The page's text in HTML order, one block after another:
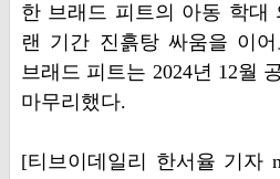
한 브래드 피트의 아동 학대
랜 기간 진흙탕 싸움을 이
브래드 피트는 2024년 12월
마무리했다.
[티브이데일리 한서율 기자